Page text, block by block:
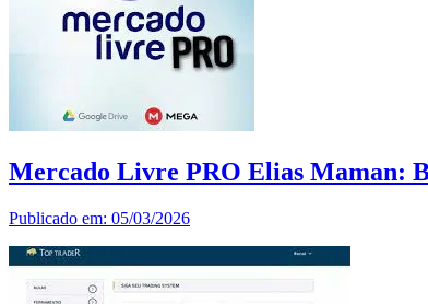
Mercado Livre PRO Elias Maman:
Publicado em: 05/03/2026